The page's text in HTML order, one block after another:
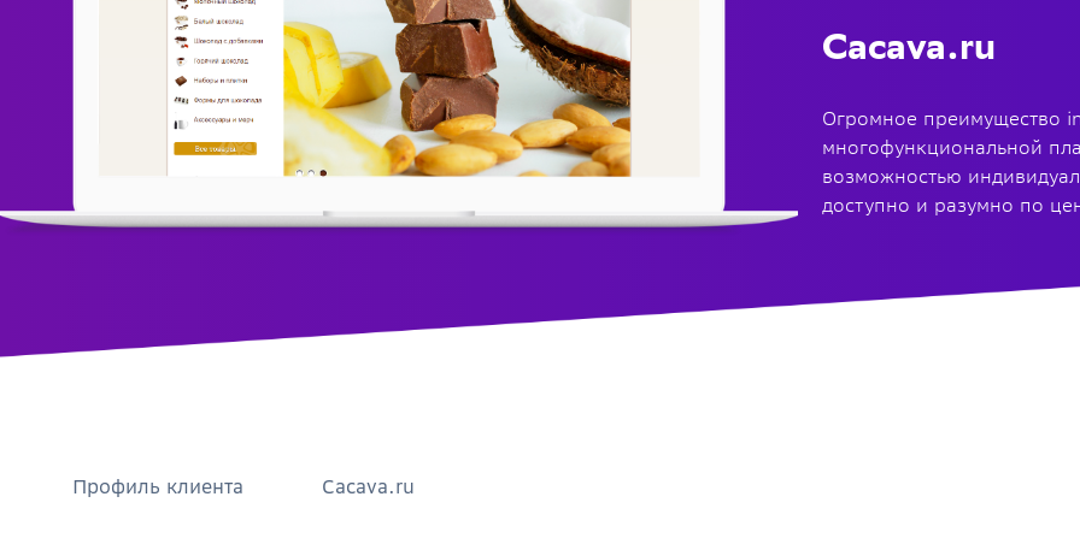
Cacava.ru
Огромное преимущество
многофункциональной
возможностью
доступно и разумно по
Профиль клиента Cacava.ru